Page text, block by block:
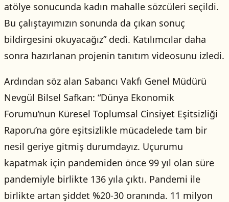
atölye sonucunda kadın mahalle sözcüleri seçildi.
Bu çalıştayımızın sonunda da çıkan sonuç
bildirgesini okuyacağız” dedi. Katılımcılar daha
sonra hazırlanan projenin tanıtım videosunu izledi.
Ardından söz alan Sabancı Vakfı Genel Müdürü
Nevgül Bilsel Safkan: “Dünya Ekonomik
Forumu’nun Küresel Toplumsal Cinsiyet Eşitsizliği
Raporu’na göre eşitsizlikle mücadelede tam bir
nesil geriye gitmiş durumdayız. Uçurumu
kapatmak için pandemiden önce 99 yıl olan süre
pandemiyle birlikte 136 yıla çıktı. Pandemi ile
birlikte artan şiddet %20-30 oranında. 11 milyon